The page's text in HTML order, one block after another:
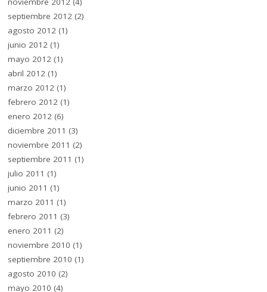
septiembre 2012 (2)
agosto 2012 (1)
junio 2012 (1)
mayo 2012 (1)
abril 2012 (1)
marzo 2012 (1)
febrero 2012 (1)
enero 2012 (6)
diciembre 2011 (3)
noviembre 2011 (2)
septiembre 2011 (1)
julio 2011 (1)
junio 2011 (1)
marzo 2011 (1)
febrero 2011 (3)
enero 2011 (2)
noviembre 2010 (1)
septiembre 2010 (1)
agosto 2010 (2)
mayo 2010 (4)